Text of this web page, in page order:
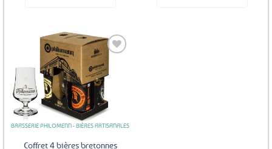
Ajouter
favoris
BRASSERIE PHILOMENN - BIÈRES ARTISANALES
Coffret 4 bières bretonnes